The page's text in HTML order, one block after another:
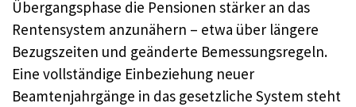
Übergangsphase die Pensionen stärker an das
Rentensystem anzunähern – etwa über längere
Bezugszeiten und geänderte Bemessungsregeln.
Eine vollständige Einbeziehung neuer
Beamtenjahrgänge in das gesetzliche System steht